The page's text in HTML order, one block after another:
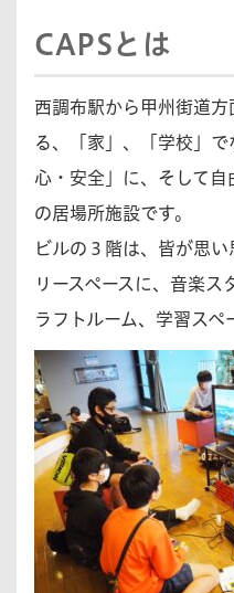
CAPSとは
西調布駅から甲州街道
る、「家」、「学校」
心・安全」に、そして
の居場所施設です。
ビルの３階は、皆が思
リースペースに、音楽ス
ラフトルーム、学習スペ